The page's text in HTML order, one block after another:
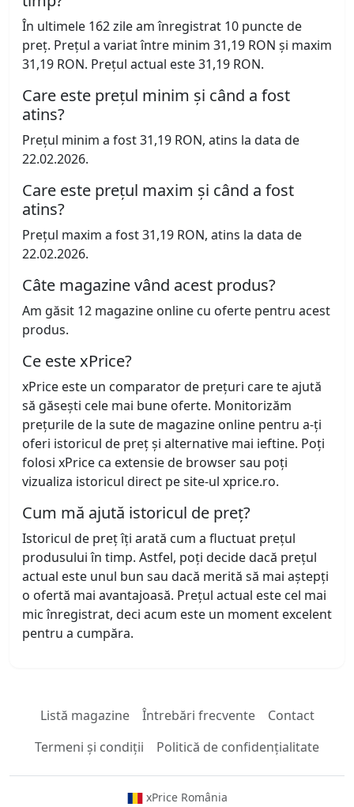
În ultimele 162 zile am înregistrat 10 puncte de
preț. Prețul a variat între minim 31,19 RON și maxim
31,19 RON. Prețul actual este 31,19 RON.
Care este prețul minim și când a fost
atins?
Prețul minim a fost 31,19 RON, atins la data de
22.02.2026.
Care este prețul maxim și când a fost
atins?
Prețul maxim a fost 31,19 RON, atins la data de
22.02.2026.
Câte magazine vând acest produs?
Am găsit 12 magazine online cu oferte pentru acest
produs.
Ce este xPrice?
xPrice este un comparator de prețuri care te ajută
să găsești cele mai bune oferte. Monitorizăm
prețurile de la sute de magazine online pentru a-ți
oferi istoricul de preț și alternative mai ieftine. Poți
folosi xPrice ca extensie de browser sau poți
vizualiza istoricul direct pe site-ul xprice.ro.
Cum mă ajută istoricul de preț?
Istoricul de preț îți arată cum a fluctuat prețul
produsului în timp. Astfel, poți decide dacă prețul
actual este unul bun sau dacă merită să mai aștepți
o ofertă mai avantajoasă. Prețul actual este cel mai
mic înregistrat, deci acum este un moment excelent
pentru a cumpăra.
Listă magazine Întrebări frecvente
Contact
Termeni și condiții
Politică de confidențialitate
xPrice România